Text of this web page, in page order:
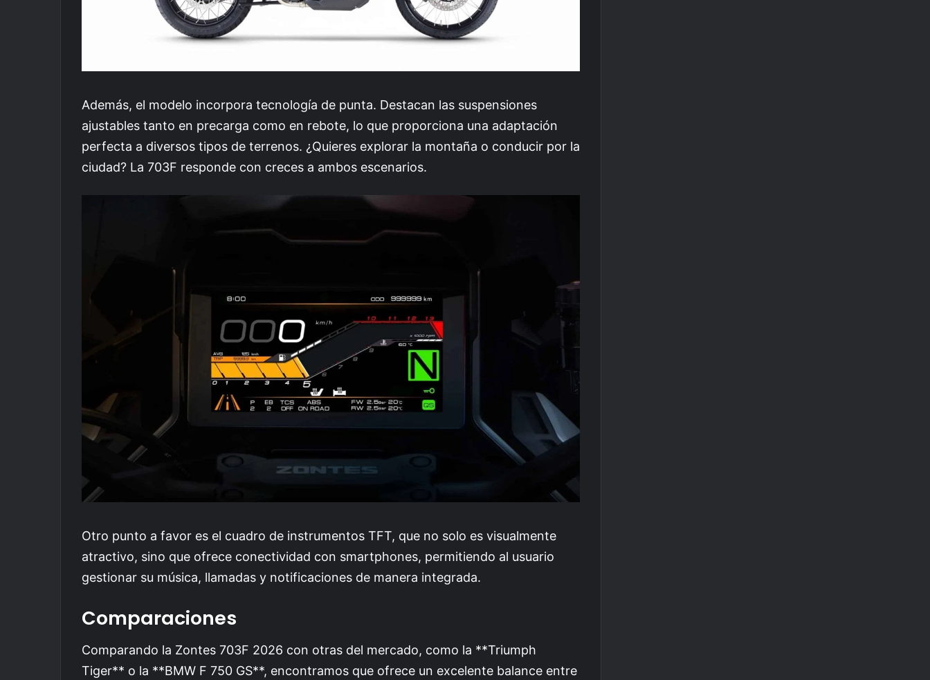
Además, el modelo incorpora tecnología de punta. Destacan las suspensiones
ajustables tanto en precarga como en rebote, lo que proporciona una adaptación
perfecta a diversos tipos de terrenos. ¿Quieres explorar la montaña o conducir por la
ciudad? La 703F responde con creces a ambos escenarios.
Otro punto a favor es el cuadro de instrumentos TFT, que no solo es visualmente
atractivo, sino que ofrece conectividad con smartphones, permitiendo al usuario
gestionar su música, llamadas y notificaciones de manera integrada.
Comparaciones
Comparando la Zontes 703F 2026 con otras del mercado, como la **Triumph
Tiger** o la **BMW F 750 GS**, encontramos que ofrece un excelente balance entre